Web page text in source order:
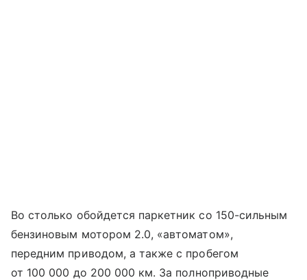
Во столько обойдется паркетник со 150-сильным
бензиновым мотором 2.0, «автоматом»,
передним приводом, а также с пробегом
от 100 000 до 200 000 км. За полноприводные